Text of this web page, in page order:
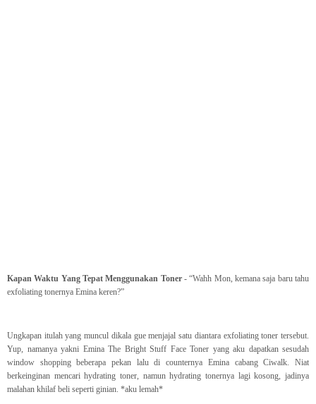
Kapan Waktu Yang Tepat Menggunakan Toner- “Wahh Mon, kemana saja baru tahu
exfoliating tonernya Emina keren?”
Ungkapan itulah yang muncul dikala gue menjajal satu diantara exfoliating toner tersebut.
Yup, namanya yakni Emina The Bright Stuff Face Toner yang aku dapatkan sesudah
window shopping beberapa pekan lalu di counternya Emina cabang Ciwalk. Niat
berkeinginan mencari hydrating toner, namun hydrating tonernya lagi kosong, jadinya
malahan khilaf beli seperti ginian. *aku lemah*